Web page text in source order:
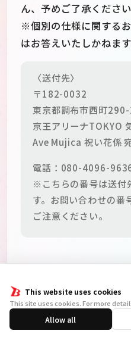
This website uses cookies
This site uses cookies. For more
Allow all
ん、予めご了承ください
※個別の仕様に関する
はお答えいたしかねます
〈送付先〉
〒182-0032
東京都調布市西町
京王アリーナTOKYO
Ave Mujica 祝い花係
電話：080-4096-
※こちらの番号は送付
す。お問い合わせの番
ご注意ください。
Flowers／关于祝
https://bang-